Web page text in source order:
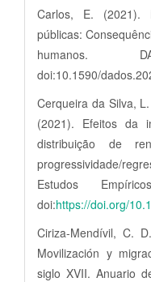
Carlos, E. (2021).
públicas:
humanos.
doi:10.1590/
Cerqueira da Silva,
(2021). Efeitos da
distribuição de
progressividade/
Estudos
doi:https://doi.org/
Ciriza-Mendívil, C.
Movilización y
siglo XVII. Anuario